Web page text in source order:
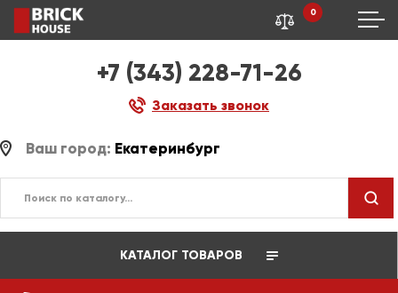
+7 (343) 228-71-26
Заказать звонок
0
Ваш город: Екатеринбург
КАТАЛОГ ТОВАРОВ